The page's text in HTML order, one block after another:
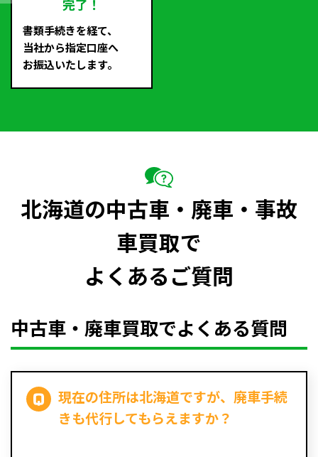
完了！
書類手続きを経て、
当社から指定口座へ
お振込いたします。
北海道の中古車・廃車・事故
車買取で
よくあるご質問
中古車・廃車買取でよくある質問
現在の住所は北海道ですが、廃車手続
きも代行してもらえますか？